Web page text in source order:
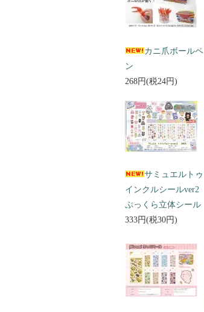
カニ爪ボールペ
ン
268円(税24円)
サミュエルトゥ
インクルシールver2
ぷっくら立体シール
333円(税30円)